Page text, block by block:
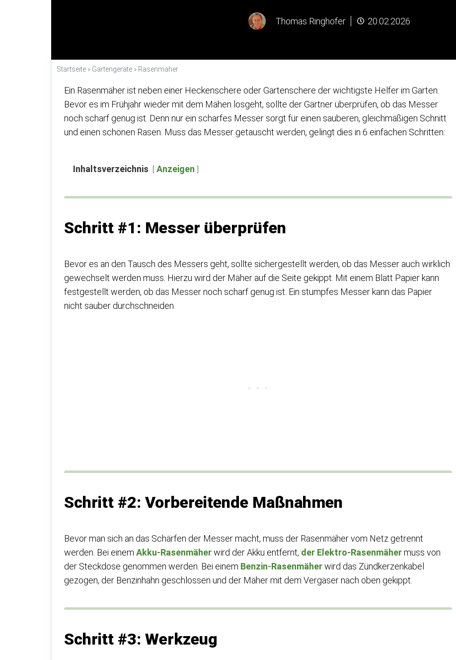
Thomas Ringhofer 20.02.2026
Startseite » Gartengeräte » Rasenmäher
Ein Rasenmäher ist neben einer Heckenschere oder Gartenschere der wichtigste Helfer im Garten.
Bevor es im Frühjahr wieder mit dem Mähen losgeht, sollte der Gärtner überprüfen, ob das Messer
noch scharf genug ist. Denn nur ein scharfes Messer sorgt für einen sauberen, gleichmäßigen Schnitt
und einen schönen Rasen. Muss das Messer getauscht werden, gelingt dies in 6 einfachen Schritten:
Inhaltsverzeichnis Anzeigen
Schritt #1: Messer überprüfen
Bevor es an den Tausch des Messers geht, sollte sichergestellt werden, ob das Messer auch wirklich
gewechselt werden muss. Hierzu wird der Mäher auf die Seite gekippt. Mit einem Blatt Papier kann
festgestellt werden, ob das Messer noch scharf genug ist. Ein stumpfes Messer kann das Papier
nicht sauber durchschneiden.
Schritt #2: Vorbereitende Maßnahmen
Bevor man sich an das Schärfen der Messer macht, muss der Rasenmäher vom Netz getrennt
werden. Bei einem Akku-Rasenmäherwird der Akku entfernt, der Elektro-Rasenmähermuss von
der Steckdose genommen werden. Bei einem Benzin-Rasenmäherwird das Zündkerzenkabel
gezogen, der Benzinhahn geschlossen und der Mäher mit dem Vergaser nach oben gekippt.
Schritt #3: Werkzeug